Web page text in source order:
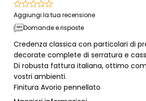
Aggiungi la tua recensione
Domande e risposte
Credenza classica con particolari di
decorate complete di serratura e
Di robusta fattura italiana, ottimo
vostri ambienti.
Finitura Avorio pennellato